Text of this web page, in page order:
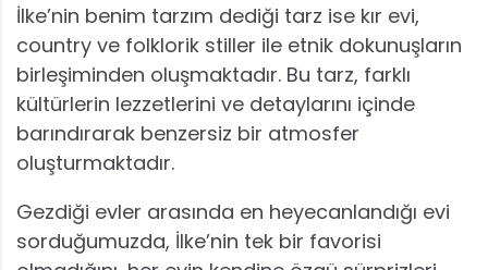
İlke’nin benim tarzım dediği tarz ise kır evi,
country ve folklorik stiller ile etnik dokunuşların
birleşiminden oluşmaktadır. Bu tarz, farklı
kültürlerin lezzetlerini ve detaylarını içinde
barındırarak benzersiz bir atmosfer
oluşturmaktadır.
Gezdiği evler arasında en heyecanlandığı evi
sorduğumuzda, İlke’nin tek bir favorisi